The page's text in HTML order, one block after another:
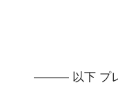
——— 以下 プ